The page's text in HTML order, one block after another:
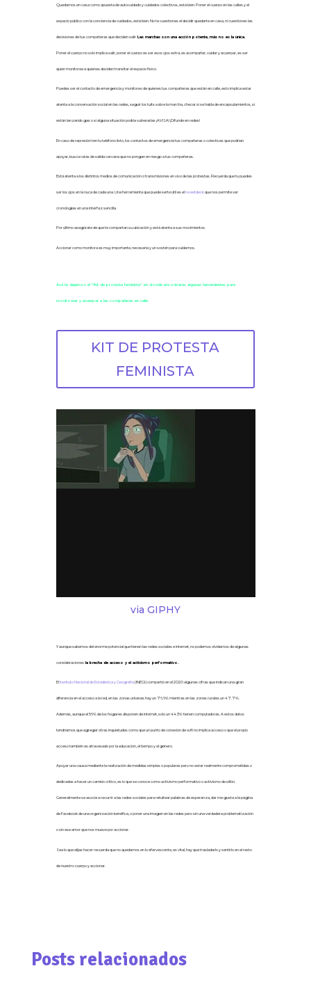
Quedarnos en casa como apuesta de autocuidado y cuidados colectivos, está bien. Poner el cuerpo en las calles y el
espacio público con la conciencia de cuidados, está bien. No te cuestiones el decidir quedarte en casa, ni cuestiones las
decisiones de tus compañeras que deciden salir. Las marchas son una acción potente, más no es la única.
Poner el cuerpo no solo implica salir, poner el cuerpo es ser esos ojos extra, es acompañar, cuidar y acuerpar, es ser
quien monitorea a quienesdeciden transitar el espacio físico.
Puedes ser el contacto de emergencia y monitoreo de quienes tus compañeras que están en calle, esto implicaestar
atenta a la conversación social en las redes, seguir los tuits sobre la marcha, checar si se habla de encapsulamientos, si
están lanzando gasosi alguna situación podría vulnerarlas ¡AVISA! ¡Difunde en redes!
En caso de represión ten tu teléfono listo, los contactos de emergencia tus compañeras o colectivas que podrían
apoyar, busca rutas de salida cercana que no pongan en riesgo a tus compañeras.
Está atenta a los distintos medios de comunicación o transmisiones en vivo de las protestas. Recuerda que tu puedes
ser los ojos en la nuca de cada una. Una herramientaque puede serte útiles eltweetdeckque nos permite ver
cronologías en una interfaz sencilla.
Por último asegúrate de que te compartan su ubicación y está atenta a sus movimientos.
Accionar como monitora es muy importante, necesaria y un sostén para cuidarnos.
Acá te dejamos el “Kit de protesta feminista” en donde encontrarás algunas herramientas para
monitorear y acuerpar a las compañeras en calle.
KIT DE PROTESTA
FEMINISTA
via GIPHY
Y aunque sabemos del enorme potencial que tienen las redes sociales e internet, no podemos olvidarnos de algunas
consideraciones:la brecha de acceso y el activismo performativo.
ElInstituto Nacional de Estadística y Geografía(INEGI) compartió en el 2020 algunas cifras que indican una gran
diferencia en el acceso a la red, en las zonas urbanas hay un 76.6% mientras en las zonas rurales un 47.7%.
Además, aunque el 56% de los hogares disponen de internet, solo un 44.3%tienen computadoras. A estos datos
tendríamos que agregar otras inquietudes como que un punto de conexión de wifi no implica accesooqueel propio
accesotambién es atravesado por la educación, el tiempo y el género.
Apoyar una causa mediante la realización de medidas simples o populares pero no estar realmente comprometidas o
dedicadas a hacer un cambio crítico, es lo que se conoce como activismo performativo o activismo de sillón.
Generalmente se asocia a recurrir a las redes sociales para retuitear palabras de esperanza, dar me gusta a la página
de Facebook de una organización benéfica, o poner una imagen en las redes pero sin una verdadera problematización
o sin ese amor que nos mueve por accionar.
Sea lo que elijas hacer recuerdaqueno quedarnos en lo efervescente, es vital, hay que trasladarlo y sentirlo en el resto
de nuestro cuerpoy accionar.
Posts relacionados